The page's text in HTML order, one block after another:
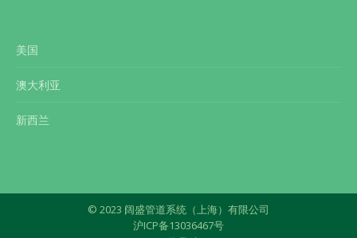
美国
澳大利亚
新西兰
© 2023 阔盛管道系统（上海）有限公司
沪ICP备13036467号